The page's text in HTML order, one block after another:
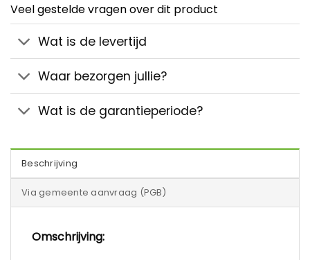
Veel gestelde vragen over dit product
Wat is de levertijd
Waar bezorgen jullie?
Wat is de garantieperiode?
Beschrijving
Via gemeente aanvraag (PGB)
Omschrijving: